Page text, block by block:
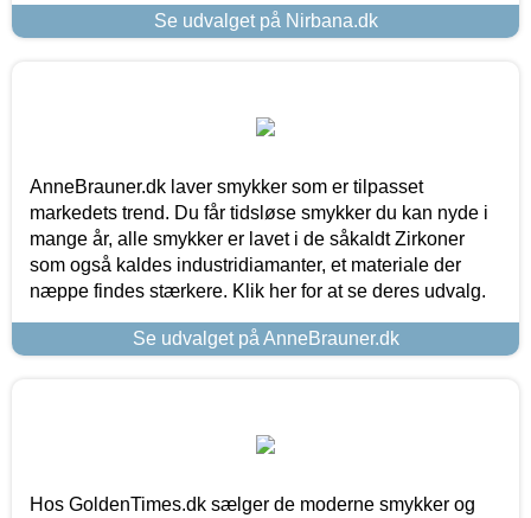
Se udvalget på Nirbana.dk
AnneBrauner.dk laver smykker som er tilpasset
markedets trend. Du får tidsløse smykker du kan nyde i
mange år, alle smykker er lavet i de såkaldt Zirkoner
som også kaldes industridiamanter, et materiale der
næppe findes stærkere. Klik her for at se deres udvalg.
Se udvalget på AnneBrauner.dk
Hos GoldenTimes.dk sælger de moderne smykker og